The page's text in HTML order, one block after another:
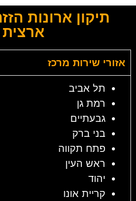
תיקון ארונות
ארצית
אזורי שירות מרכז
תל אביב
רמת גן
גבעתיים
בני ברק
פתח תקווה
ראש העין
יהוד
קריית אונו